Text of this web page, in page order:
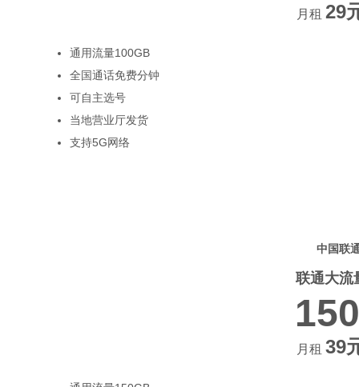
月租 29
通用流量100GB
全国通话免费分钟
可自主选号
当地营业厅发货
支持5G网络
中国联
联通大流
150
月租 39